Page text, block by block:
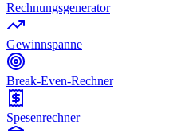
Rechnungsgenerator
Gewinnspanne
Break-Even-Rechner
Spesenrechner